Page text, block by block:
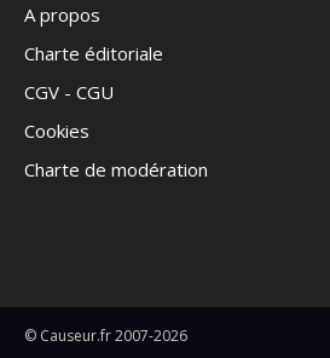
A propos
Charte éditoriale
CGV - CGU
Cookies
Charte de modération
© Causeur.fr 2007-2026